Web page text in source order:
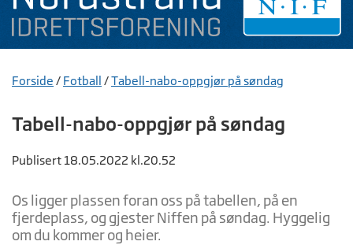
Forside / Fotball /Tabell-nabo-oppgjør på søndag
Tabell-nabo-oppgjør på søndag
Publisert 18.05.2022 kl.20.52
Os ligger plassen foran oss på tabellen, på en
fjerdeplass, og gjester Niffen på søndag. Hyggelig
om du kommer og heier.